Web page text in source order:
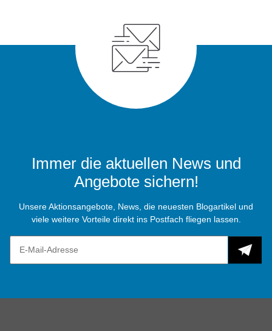
Immer die aktuellen News und
Angebote sichern!
Unsere Aktionsangebote, News, die neuesten Blogartikel und
viele weitere Vorteile direkt ins Postfach fliegen lassen.